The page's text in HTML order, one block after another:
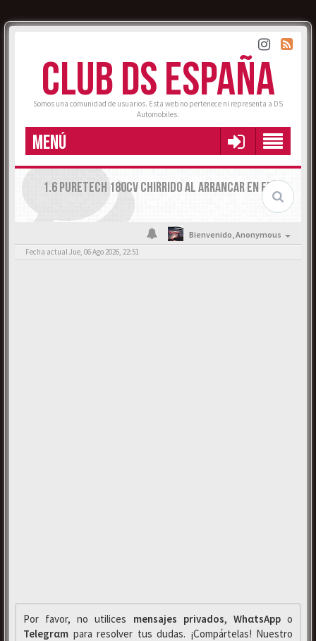
CLUB DS ESPAÑA
Somos una comunidad de usuarios. Esta web no pertenece ni representa a DS
Automobiles.
MENÚ
1.6 PURETECH 180CV CHIRRIDO AL ARRANCAR EN FRÍO
Bienvenido,Anonymous
Fecha actual Jue, 06 Ago 2026, 22:51
Por favor, no utilices mensajes privados, WhαtsAppo
Telegrαm para resolver tus dudas. ¡Compártelas! Nuestro